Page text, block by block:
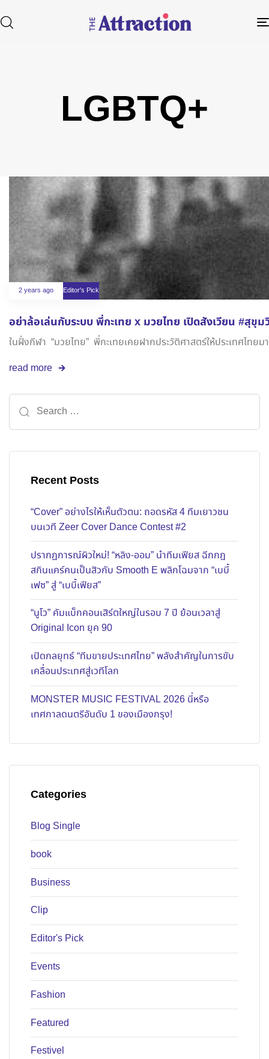
LGBTQ+
2 years ago Editor's Pick
อย่าล้อเล่นกับระบบ พี่กะเทย x มวยไทย เปิดสังเวียน #สุ
ในฝั่งกีฬา “มวยไทย” พี่กะเทยเคยฝากประวัติศาสตร์ให้ประเทศไ
read more
Recent Posts
“Cover” อย่างไรให้เห็นตัวตน: ถอดรหัส 4 ทีมเยาวชน
บนเวที Zeer Cover Dance Contest #2
ปรากฏการณ์ผิวใหม่! “หลิง-ออม” นำทีมเฟียส ฉีกกฎ
สกินแคร์คนเป็นสิวกับ Smooth E พลิกโฉมจาก “เบบี้
เฟซ” สู่ “เบบี้เฟียส”
“นูโว” คัมแบ็กคอนเสิร์ตใหญ่ในรอบ 7 ปี ย้อนเวลาสู่
Original Icon ยุค 90
เปิดกลยุทธ์ “ทีมขายประเทศไทย” พลังสำคัญในการขับ
เคลื่อนประเทศสู่เวทีโลก
MONSTER MUSIC FESTIVAL 2026 นี่หรือ
เทศกาลดนตรีอันดับ 1 ของเมืองกรุง!
Categories
Blog Single
book
Business
Clip
Editor's Pick
Events
Fashion
Featured
Festivel